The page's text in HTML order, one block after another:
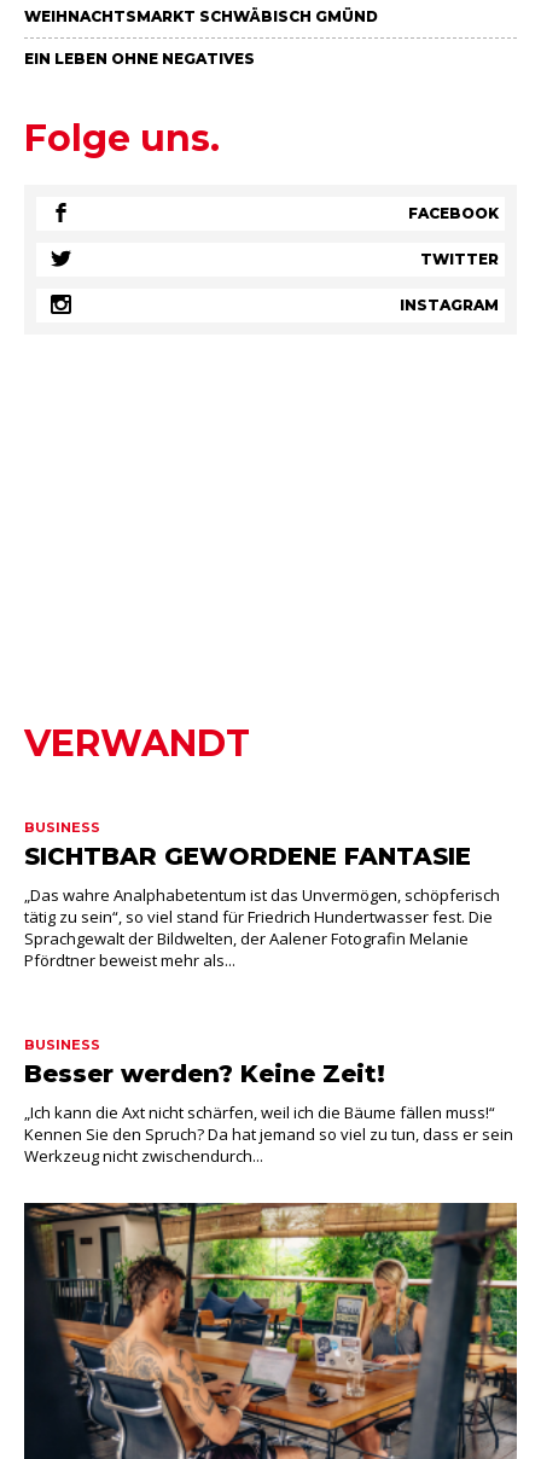
WEIHNACHTSMARKT SCHWÄBISCH GMÜND
EIN LEBEN OHNE NEGATIVES
Folge uns.
FACEBOOK
TWITTER
INSTAGRAM
VERWANDT
BUSINESS
SICHTBAR GEWORDENE FANTASIE
„Das wahre Analphabetentum ist das Unvermögen, schöpferisch
tätig zu sein“, so viel stand für Friedrich Hundertwasser fest. Die
Sprachgewalt der Bildwelten, der Aalener Fotografin Melanie
Pfördtner beweist mehr als...
BUSINESS
Besser werden? Keine Zeit!
„Ich kann die Axt nicht schärfen, weil ich die Bäume fällen muss!“
Kennen Sie den Spruch? Da hat jemand so viel zu tun, dass er sein
Werkzeug nicht zwischendurch...